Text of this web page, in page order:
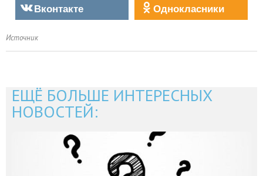
Вконтакте
Однокласники
Источник
ЕЩЁ БОЛЬШЕ ИНТЕРЕСНЫХ
НОВОСТЕЙ: